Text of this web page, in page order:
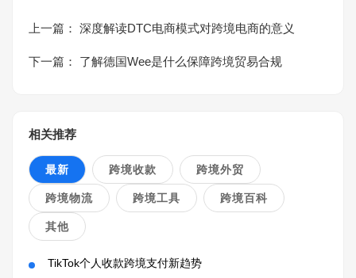
上一篇： 深度解读DTC电商模式对跨境电商的意义
下一篇： 了解德国Wee是什么保障跨境贸易合规
相关推荐
最新 跨境收款 跨境外贸
跨境物流 跨境工具 跨境百科
其他
TikTok个人收款跨境支付新趋势